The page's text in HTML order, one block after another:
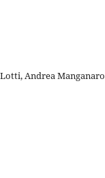
Andrea Manganaro